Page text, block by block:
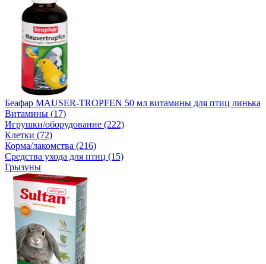
Беафар MAUSER-TROPFEN 50 мл витамины для птиц линька
Витамины (17)
Игрушки/оборудование (222)
Клетки (72)
Корма/лакомства (216)
Средства ухода для птиц (15)
Грызуны